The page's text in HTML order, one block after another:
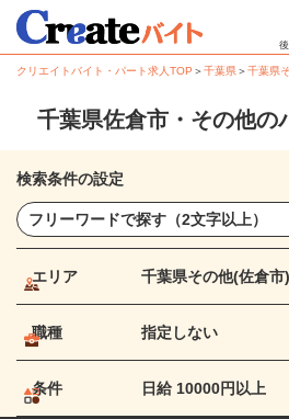
クリエイトバイト・パート求人TOP ＞千葉県＞千葉県
千葉県佐倉市・その他の
検索条件の設定
エリア 千葉県その他(佐倉市)
職種 指定しない
条件 日給 10000円以上